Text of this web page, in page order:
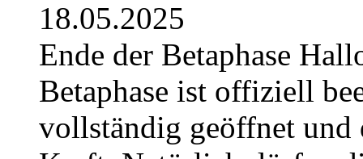
18.05.2025
Ende der Betaphase
Betaphase ist offiziell
vollständig geöffnet und